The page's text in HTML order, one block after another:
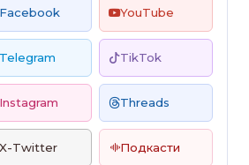
Facebook YouTube
Telegram TikTok
Instagram Threads
X-Twitter Подкасти